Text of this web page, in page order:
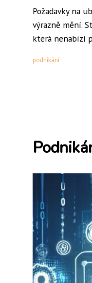
Požadavky na
výrazně mění.
která nenabízí
podnikání